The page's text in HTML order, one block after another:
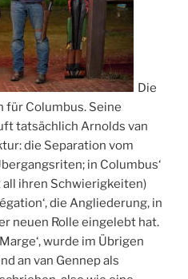
Die
für Columbus. Seine
tatsächlich Arnolds van
die Separation vom
in Columbus‘
all ihren Schwierigkeiten)
die Angliederung, in
neuen Rolle eingelebt hat.
wurde im Übrigen
an van Gennep als